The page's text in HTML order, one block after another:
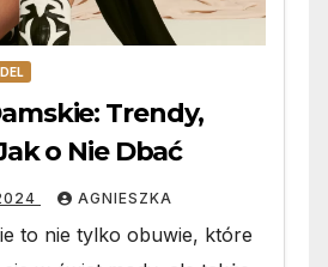
Trendy,
o Nie Dbać
AGNIESZKA
to nie tylko obuwie, które